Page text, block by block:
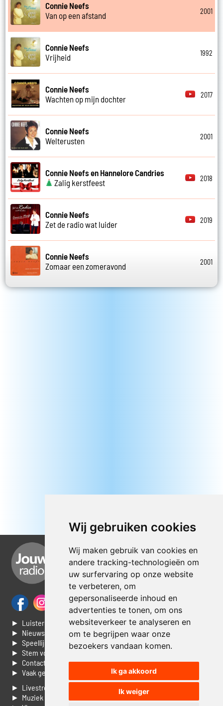
Wij gebruiken cookies
Wij maken gebruik van cookies en
andere tracking-technologieën om
uw surfervaring op onze website
te verbeteren, om
gepersonaliseerde inhoud en
advertenties te tonen, om ons
websiteverkeer te analyseren en
om te begrijpen waar onze
bezoekers vandaan komen.
Ik ga akkoord
Ik weiger
Connie Neefs
Van op een afstand
2001
Connie Neefs
Vrijheid
1992
Connie Neefs
Wachten op mijn dochter
2017
Connie Neefs
Welterusten
2001
Connie Neefs en Hannelore Candries
Zalig kerstfeest
2018
Connie Neefs
Zet de radio wat luider
2019
Connie Neefs
Zomaar een zomeravond
2001
► Luisteren naar Jouwradio
► Nieuws
► Speellijst
► Stem voor de Dag top 3
► Contacteer ons
► Vaak gestelde vragen
► Livestream informatie
► Muziek opzoeken